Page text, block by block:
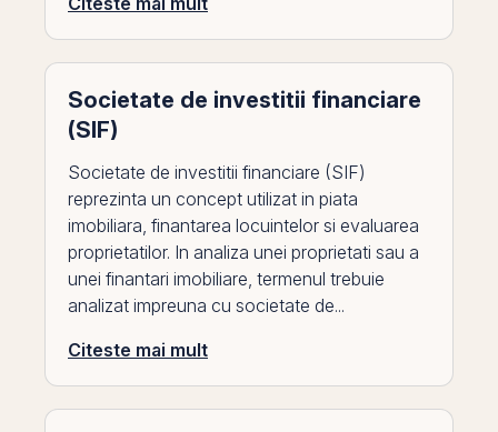
Societate de investitii financiare
(SIF)
Societate de investitii financiare (SIF)
reprezinta un concept utilizat in piata
imobiliara, finantarea locuintelor si evaluarea
proprietatilor. In analiza unei proprietati sau a
unei finantari imobiliare, termenul trebuie
analizat impreuna cu societate de...
Citeste mai mult